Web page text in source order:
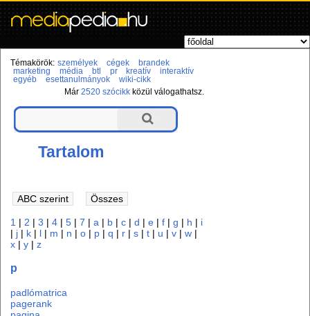
Témakörök: személyek cégek
brandek
marketing
média btl pr kreatív
interaktív
egyéb
esettanulmányok
wiki-cikk
Már2520 szócikk közül válogathatsz.
Tartalom
1 | 2 |3 |4 |5 |7 |a | b |c |d |e |f |g | h | i
| j | k | l | m | n |o | p |q | r |s |t | u |v |w |
x |y |z
p
padlómatrica
pagerank